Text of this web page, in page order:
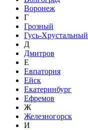
Воронеж
Г
Грозный
Гусь-Хрустальный
Д
Дмитров
Е
Евпатория
Ейск
Екатеринбург
Ефремов
Ж
Железногорск
И